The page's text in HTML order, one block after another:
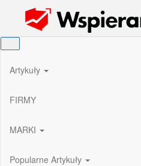
Wspieram Rozwój PL
Artykuły
FIRMY
MARKI
Popularne Artykuły